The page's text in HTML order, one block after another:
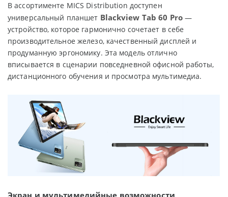
В ассортименте MICS Distribution доступен
универсальный планшет Blackview Tab 60 Pro—
устройство, которое гармонично сочетает в себе
производительное железо, качественный дисплей и
продуманную эргономику. Эта модель отлично
вписывается в сценарии повседневной офисной работы,
дистанционного обучения и просмотра мультимедиа.